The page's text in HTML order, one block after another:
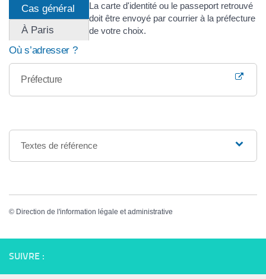
Cas général
À Paris
La carte d'identité ou le passeport retrouvé
doit être envoyé par courrier à la préfecture
de votre choix.
Où s’adresser ?
Préfecture
Textes de référence
© Direction de l'information légale et administrative
SUIVRE :